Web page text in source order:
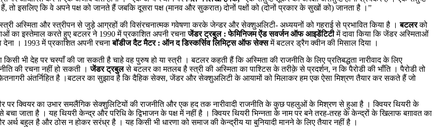
इसलिए कि वे अपने पक्ष को जानते हैं जबकि दूसरा पक्ष (मानव और सुकरात) दोनों पक्षों को (दोनों प्रकार के सुखों को) जानता है ।”
स्त्री अस्मिता और स्त्रीपन से जुड़े आग्रहों की विसंरचनात्मक गवेषणा करके जेन्डर और सेक्शुअलिटी- अध्ययनों को गहराई से प्रभावित किया है ।बटलरको
का इस्तेमाल करते हुए बटलर ने 1990 में प्रकाशित अपनी रचनाजेंडर ट्रबुल : फेमिनिजम ऐंड सवर्जन ऑफ आइडेंटिटीमें दावा किया कि जेंडर अस्मिताओं
। 1993 में प्रकाशित अपनी रचनाबॉडीज दैट मैटर : ऑन द डिस्कर्सिव लिमिट्स ऑफ सेक्समें बटलर ड्रैग क्वीन की मिसाल दिया ।
भी देह पर चस्पाँ की जा सकती है चाहे वह पुरुष हो या स्त्री । बटलर कहती हैं कि अस्मिता की राजनीति के लिए प्रतिबद्धता नारीवाद के लिए
की रचना नहीं हो सकती ।जेंडर ट्रबुलसे बटलर का मतलब है स्त्री की अस्मिता का पाश्टिस के तरीक़े से प्रदर्शन, न कि पैरोडी की भाँति । पैरोडी तो
अंतर्निहित है ।बटलर का सुझाव है कि दैहिक सेक्स, जेंडर और सेक्शुअलिटी के आयामों को मिलाकर हम एक ऐसा मिश्रण तैयार कर सकते हैं जो
पर क्वियर का उभार समलैंगिक सेक्शुलिटियों की राजनीति और एक हद तक नारीवादी राजनीति के कुछ पहलुओं के मिश्रण से हुआ है । क्वियर थियरी के
जाता है । यह थियरी केन्द्र और परिधि के द्विभाजन के पक्ष में नहीं है । क्वियर थियरी भिन्नता के नाम पर बने तरह-तरह के केन्द्रों के खिलाफ बग़ावत का
बहुल है और ठोस न होकर सरंध्र है । यह किसी भी धारणा को समाज की केन्द्रीय या बुनियादी मानने के लिए तैयार नहीं है ।